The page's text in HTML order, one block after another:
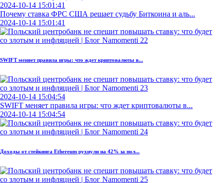
2024-10-14 15:01:41
Почему ставка ФРС США решает судьбу Биткоина и аль...
2024-10-14 15:01:41
SWIFT меняет правила игры: что ждет криптовалюты в...
2024-10-14 15:04:54
SWIFT меняет правила игры: что ждет криптовалюты в...
2024-10-14 15:04:54
Доходы от стейкинга Ethereum рухнули на 42% за пол...